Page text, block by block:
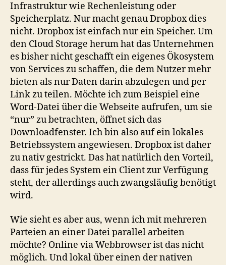
Infrastruktur wie Rechenleistung oder
Speicherplatz. Nur macht genau Dropbox dies
nicht. Dropbox ist einfach nur ein Speicher. Um
den Cloud Storage herum hat das Unternehmen
es bisher nicht geschafft ein eigenes Ökosystem
von Services zu schaffen, die dem Nutzer mehr
bieten als nur Daten darin abzulegen und per
Link zu teilen. Möchte ich zum Beispiel eine
Word-Datei über die Webseite aufrufen, um sie
“nur” zu betrachten, öffnet sich das
Downloadfenster. Ich bin also auf ein lokales
Betriebssystem angewiesen. Dropbox ist daher
zu nativ gestrickt. Das hat natürlich den Vorteil,
dass für jedes System ein Client zur Verfügung
steht, der allerdings auch zwangsläufig benötigt
wird.
Wie sieht es aber aus, wenn ich mit mehreren
Parteien an einer Datei parallel arbeiten
möchte? Online via Webbrowser ist das nicht
möglich. Und lokal über einen der nativen